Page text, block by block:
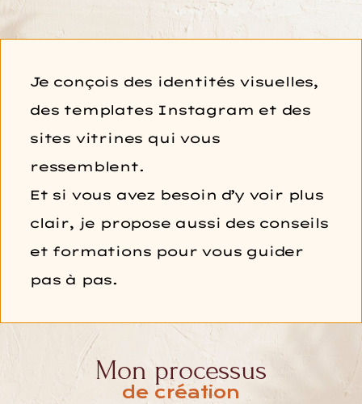
Je conçois des identités visuelles,
des templates Instagram et des
sites vitrines qui vous
ressemblent.
Et si vous avez besoin d’y voir plus
clair, je propose aussi des conseils
et formations pour vous guider
pas à pas.
Mon processus
de création